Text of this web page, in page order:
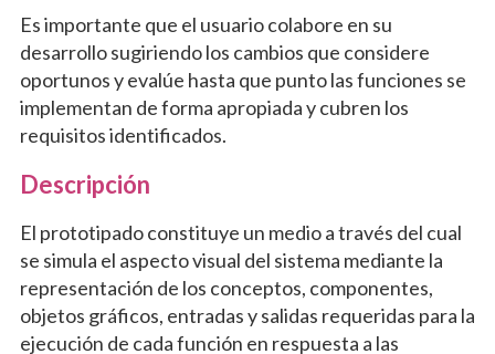
Es importante que el usuario colabore en su
desarrollo sugiriendo los cambios que considere
oportunos y evalúe hasta que punto las funciones se
implementan de forma apropiada y cubren los
requisitos identificados.
Descripción
El prototipado constituye un medio a través del cual
se simula el aspecto visual del sistema mediante la
representación de los conceptos, componentes,
objetos gráficos, entradas y salidas requeridas para la
ejecución de cada función en respuesta a las